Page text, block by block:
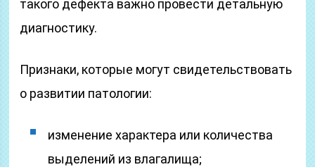
такого дефекта важно провести детальную
диагностику.
Признаки, которые могут свидетельствовать
о развитии патологии:
изменение характера или количества
выделений из влагалища;